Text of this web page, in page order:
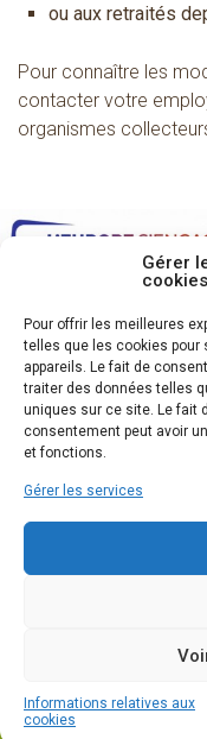
Gérer
cookies
Pour offrir les meilleures
telles que les cookies
appareils. Le fait de
traiter des données telles
uniques sur ce site. Le fait
consentement peut avoir
et fonctions.
Gérer les services
Informations relatives aux
cookies
ou aux retraités
Pour connaître les
contacter votre
organismes
Protection des